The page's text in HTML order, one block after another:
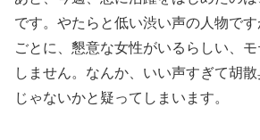
です。やたらと低い渋い声の人物で
ごとに、懇意な女性がいるらしい、
しません。なんか、いい声すぎて胡
じゃないかと疑ってしまいます。